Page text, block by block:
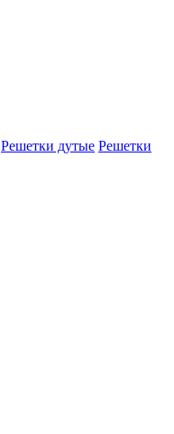
Решетки дутые Решетки